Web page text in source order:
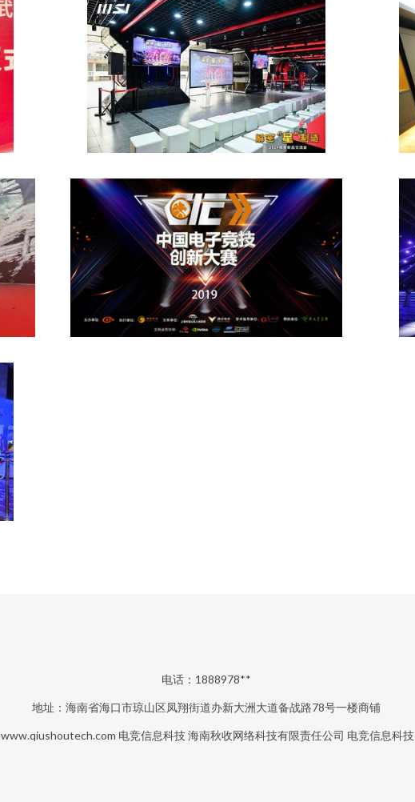
电话：1888978**
地址：海南省海口市琼山区凤翔街道办新大洲大道备战路78号一楼商铺
www.qiushoutech.com 电竞信息科技海南秋收网络科技有限责任公司 电竞信息科技